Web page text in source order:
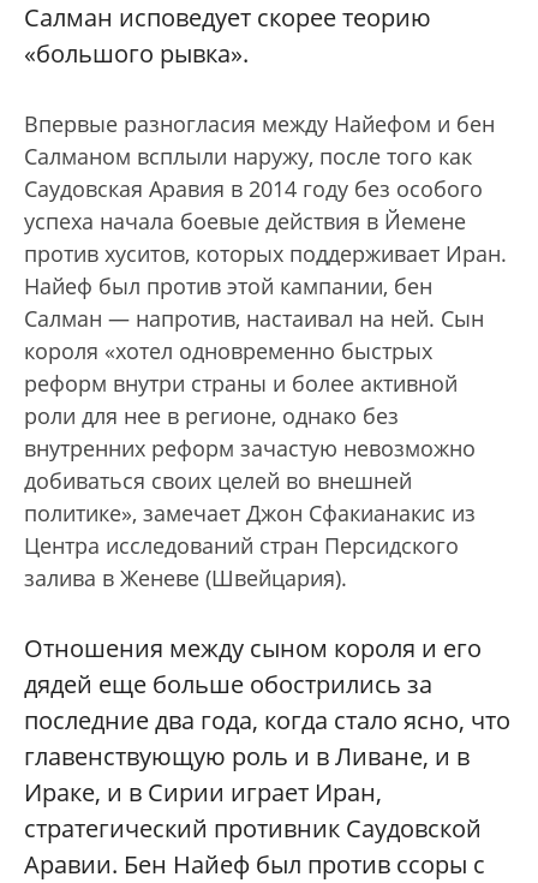
Салман исповедует скорее теорию
«большого рывка».
Впервые разногласия между Найефом и бен
Салманом всплыли наружу, после того как
Саудовская Аравия в 2014 году без особого
успеха начала боевые действия в Йемене
против хуситов, которых поддерживает Иран.
Найеф был против этой кампании, бен
Салман — напротив, настаивал на ней. Сын
короля «хотел одновременно быстрых
реформ внутри страны и более активной
роли для нее в регионе, однако без
внутренних реформ зачастую невозможно
добиваться своих целей во внешней
политике», замечает Джон Сфакианакис из
Центра исследований стран Персидского
залива в Женеве (Швейцария).
Отношения между сыном короля и его
дядей еще больше обострились за
последние два года, когда стало ясно, что
главенствующую роль и в Ливане, и в
Ираке, и в Сирии играет Иран,
стратегический противник Саудовской
Аравии. Бен Найеф был против ссоры с